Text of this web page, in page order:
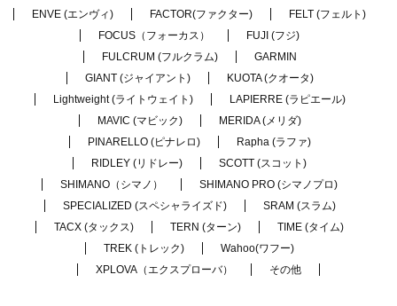
ENVE (エンヴィ)
FACTOR(ファクター)
FELT (フェルト)
FOCUS（フォーカス）
FUJI (フジ)
FULCRUM (フルクラム)
GARMIN
GIANT (ジャイアント)
KUOTA (クオータ)
Lightweight (ライトウェイト)
LAPIERRE (ラピエール)
MAVIC (マビック)
MERIDA (メリダ)
PINARELLO (ピナレロ)
Rapha (ラファ)
RIDLEY (リドレー)
SCOTT (スコット)
SHIMANO（シマノ）
SHIMANO PRO (シマノプロ)
SPECIALIZED (スペシャライズド)
SRAM (スラム)
TACX (タックス)
TERN (ターン)
TIME (タイム)
TREK (トレック)
Wahoo(ワフー)
XPLOVA（エクスプローバ）
その他